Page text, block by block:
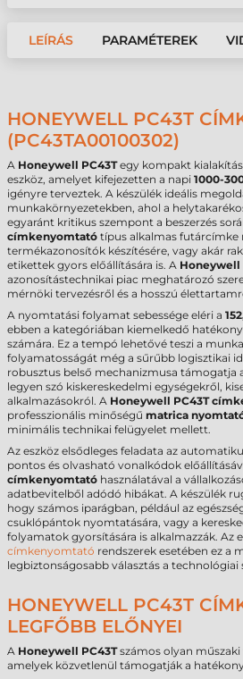
LEÍRÁS PARAMÉTEREK
HONEYWELL PC43T
(PC43TA00100302)
A Honeywell PC43Tegy kompakt
eszköz, amelyet kifejezetten a napi 1000-
igényre terveztek. A készülék ideális
munkakörnyezetekben, ahol a
egyaránt kritikus szempont a beszerzés
címkenyomtató típus alkalmas futárcímke
termékazonosítók készítésére, vagy akár
etikettek gyors előállítására is. A Honeywell
azonosítástechnikai piac meghatározó
mérnöki tervezésről és a hosszú
A nyomtatási folyamat sebessége eléri a
ebben a kategóriában kiemelkedő
számára. Ez a tempó lehetővé teszi a
folyamatosságát még a sűrűbb logisztikai
robusztus belső mechanizmusa támogatja
legyen szó kiskereskedelmi egységekről,
alkalmazásokról. A Honeywell PC43T
professzionális minőségű matrica
minimális technikai felügyelet mellett.
Az eszköz elsődleges feladata az
pontos és olvasható vonalkódok
címkenyomtató használatával a
adatbevitelből adódó hibákat. A készülék
hogy számos iparágban, például az
csuklópántok nyomtatására, vagy a
folyamatok gyorsítására is alkalmazzák. Az
címkenyomtató rendszerek esetében ez a
legbiztonságosabb választás a
HONEYWELL PC43T
LEGFŐBB ELŐNYEI
A Honeywell PC43Tszámos olyan
amelyek közvetlenül támogatják a